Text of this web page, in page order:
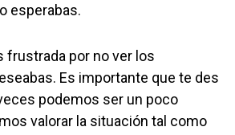
esperabas.
frustrada por no ver los
Es importante que te des
podemos ser un poco
valorar la situación tal como